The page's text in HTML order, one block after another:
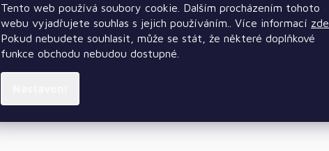
Tento web používá soubory cookie. Dalším procházením tohoto
webu vyjadřujete souhlas s jejich používáním.. Více informací zde
Pokud nebudete souhlasit, může se stát, že některé doplňkové
funkce obchodu nebudou dostupné.